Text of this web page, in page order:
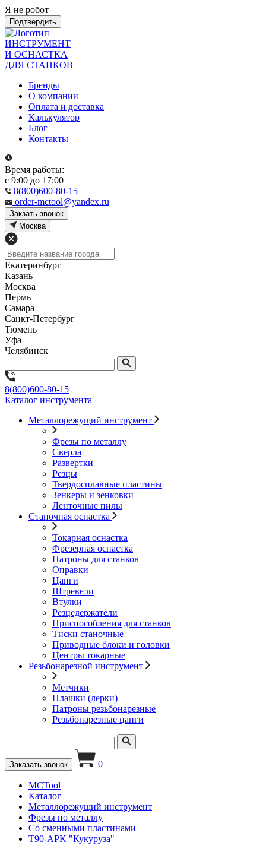
Я не робот
Подтвердить
ИНСТРУМЕНТ
И ОСНАСТКА
ДЛЯ СТАНКОВ
Бренды
О компании
Оплата и доставка
Калькулятор
Блог
Контакты
Время работы:
с 9:00 до 17:00
8(800)600-80-15
order-mctool@yandex.ru
Закзать звонок
Москва
Екатеринбург
Казань
Москва
Пермь
Самара
Санкт-Петербург
Тюмень
Уфа
Челябинск
8(800)600-80-15
Каталог инструмента
Металлорежущий инструмент
Фрезы по металлу
Сверла
Развертки
Резцы
Твердосплавные пластины
Зенкеры и зенковки
Ленточные пилы
Станочная оснастка
Токарная оснастка
Фрезерная оснастка
Патроны для станков
Оправки
Цанги
Штревели
Втулки
Резцедержатели
Приспособления для станков
Тиски станочные
Приводные блоки и головки
Центры токарные
Резьбонарезной инструмент
Метчики
Плашки (лерки)
Патроны резьбонарезные
Резьбонарезные цанги
Заказать звонок 0
MCTool
Каталог
Металлорежущий инструмент
Фрезы по металлу
Со сменными пластинами
T90-APK "Кукуруза"